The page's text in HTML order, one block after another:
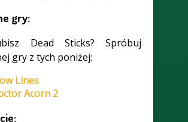
gry:
Dead Sticks? Spróbuj
gry z tych poniżej:
Lines
Acorn 2